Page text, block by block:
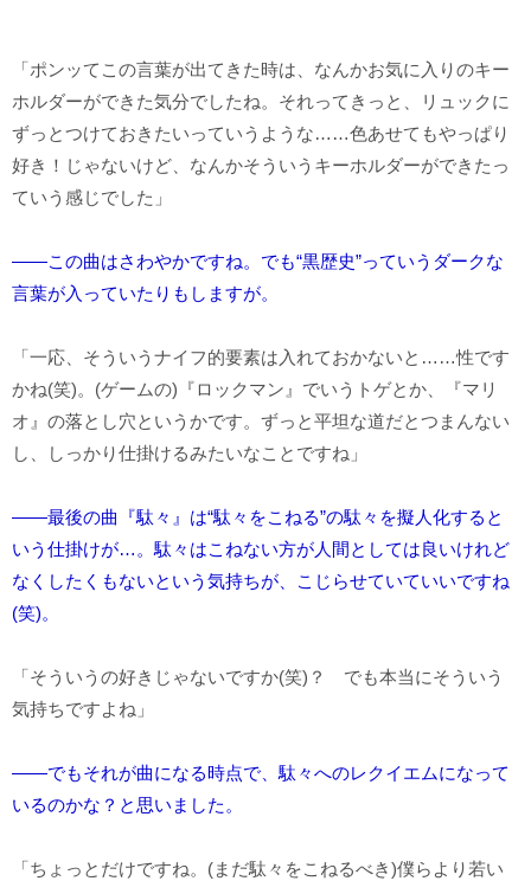
「ポンッてこの言葉が出てきた時は、なんかお気に入りのキー
ホルダーができた気分でしたね。それってきっと、リュックに
ずっとつけておきたいっていうような……色あせてもやっぱり
好き！じゃないけど、なんかそういうキーホルダーができたっ
ていう感じでした」
――この曲はさわやかですね。でも“黒歴史”っていうダークな
言葉が入っていたりもしますが。
「一応、そういうナイフ的要素は入れておかないと……性です
かね(笑)。(ゲームの)『ロックマン』でいうトゲとか、『マリ
オ』の落とし穴というかです。ずっと平坦な道だとつまんない
し、しっかり仕掛けるみたいなことですね」
――最後の曲『駄々』は“駄々をこねる”の駄々を擬人化すると
いう仕掛けが…。駄々はこねない方が人間としては良いけれど
なくしたくもないという気持ちが、こじらせていていいですね
(笑)。
「そういうの好きじゃないですか(笑)？ でも本当にそういう
気持ちですよね」
――でもそれが曲になる時点で、駄々へのレクイエムになって
いるのかな？と思いました。
「ちょっとだけですね。(まだ駄々をこねるべき)僕らより若い